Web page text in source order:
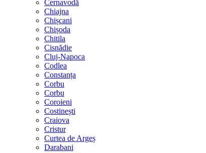
Cernavodă
Chiajna
Chișcani
Chișoda
Chitila
Cisnădie
Cluj-Napoca
Codlea
Constanța
Corbu
Corbu
Coroieni
Costinești
Craiova
Cristur
Curtea de Argeș
Darabani